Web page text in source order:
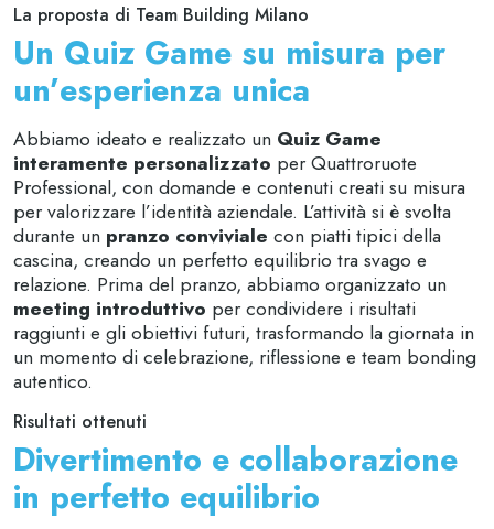
La proposta di Team Building Milano
Un Quiz Game su misura per
un’esperienza unica
Abbiamo ideato e realizzato un Quiz Game
interamente personalizzato per Quattroruote
Professional, con domande e contenuti creati su misura
per valorizzare l’identità aziendale. L’attività si è svolta
durante un pranzo conviviale con piatti tipici della
cascina, creando un perfetto equilibrio tra svago e
relazione. Prima del pranzo, abbiamo organizzato un
meeting introduttivo per condividere i risultati
raggiunti e gli obiettivi futuri, trasformando la giornata in
un momento di celebrazione, riflessione e team bonding
autentico.
Risultati ottenuti
Divertimento e collaborazione
in perfetto equilibrio